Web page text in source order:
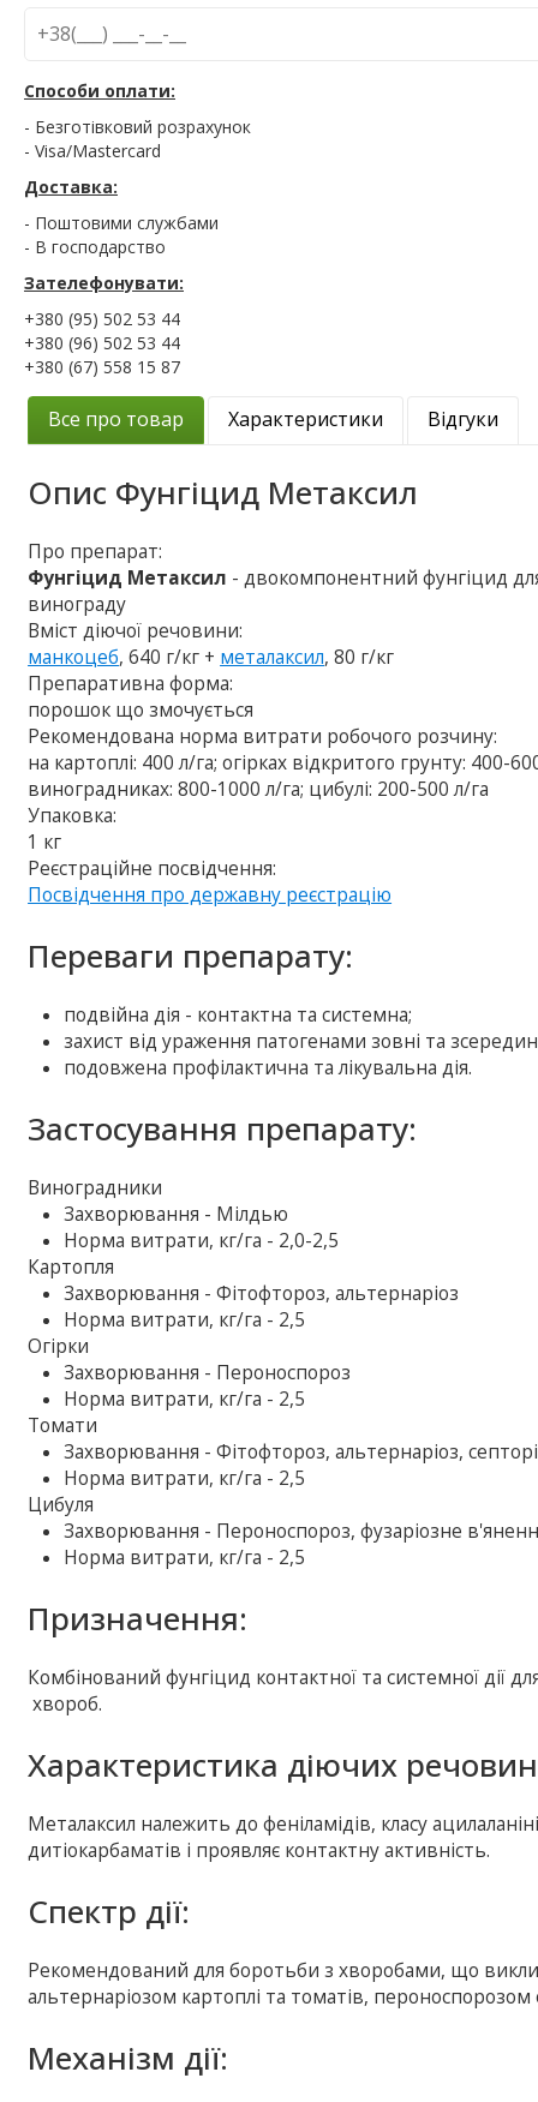
Способи оплати:
- Безготівковий розрахунок
- Visa/Mastercard
Доставка:
- Поштовими службами
- В господарство
Зателефонувати:
+380 (95) 502 53 44
+380 (96) 502 53 44
+380 (67) 558 15 87
Все про товар Характеристики Відгуки
Опис Фунгіцид Метаксил
Про препарат:
Фунгіцид Метаксил - двокомпонентний фунгіцид
винограду
Вміст діючої речовини:
манкоцеб, 640 г/кг + металаксил, 80 г/кг
Препаративна форма:
порошок що змочується
Рекомендована норма витрати робочого розчину:
на картоплі: 400 л/га; огірках відкритого грунту: 400-
виноградниках: 800-1000 л/га; цибулі: 200-500 л/га
Упаковка:
1 кг
Реєстраційне посвідчення:
Посвідчення про державну реєстрацію
Переваги препарату:
подвійна дія - контактна та системна;
захист від ураження патогенами зовні та
подовжена профілактична та лікувальна дія.
Застосування препарату:
Виноградники
Захворювання - Мілдью
Норма витрати, кг/га - 2,0-2,5
Картопля
Захворювання - Фітофтороз, альтернаріоз
Норма витрати, кг/га - 2,5
Огірки
Захворювання - Пероноспороз
Норма витрати, кг/га - 2,5
Томати
Захворювання - Фітофтороз, альтернаріоз,
Норма витрати, кг/га - 2,5
Цибуля
Захворювання - Пероноспороз, фузаріозне
Норма витрати, кг/га - 2,5
Призначення:
Комбінований фунгіцид контактної та системної дії
хвороб.
Характеристика діючих
Металаксил належить до феніламідів, класу
дитіокарбаматів і проявляє контактну активність.
Спектр дії:
Рекомендований для боротьби з хворобами, що
альтернаріозом картоплі та томатів, пероноспорозом
Механізм дії: